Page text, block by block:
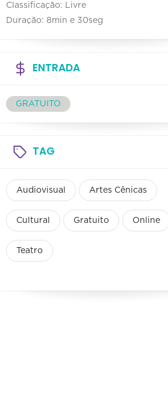
Classificação: Livre
Duração: 8min e 30seg
ENTRADA
GRATUITO
TAG
Audiovisual Artes Cênicas
Cultural Gratuito Online
Teatro